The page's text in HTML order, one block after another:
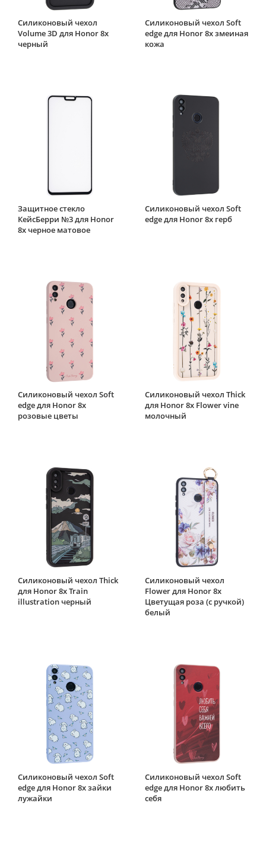
Силиконовый чехол
Volume 3D для Honor 8x
черный
Силиконовый чехол Soft
edge для Honor 8x змеиная
кожа
Защитное стекло
КейсБерри №3 для Honor
8x черное матовое
Силиконовый чехол Soft
edge для Honor 8x герб
Силиконовый чехол Soft
edge для Honor 8x
розовые цветы
Силиконовый чехол Thick
для Honor 8x Flower vine
молочный
Силиконовый чехол Thick
для Honor 8x Train
illustration черный
Силиконовый чехол
Flower для Honor 8x
Цветущая роза (с ручкой)
белый
Силиконовый чехол Soft
edge для Honor 8x зайки
лужайки
Силиконовый чехол Soft
edge для Honor 8x любить
себя